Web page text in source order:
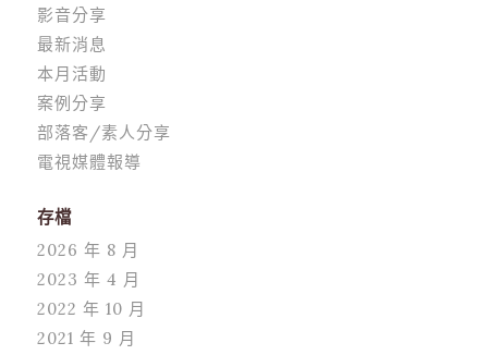
影音分享
最新消息
本月活動
案例分享
部落客/素人分享
電視媒體報導
存檔
2026 年 8 月
2023 年 4 月
2022 年 10 月
2021 年 9 月